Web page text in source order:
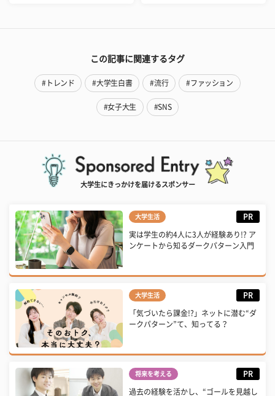
この記事に関連するタグ
#トレンド #大学生白書 #流行 #ファッション
#女子大生 #SNS
大学生にきっかけを届けるスポンサー
大学生活 PR
実は学生の約4人に3人が経験あり!? ア
ンケートから知るダークパターン入門
大学生活 PR
「気づいたら課金!?」ネットに潜む“ダ
ークパターン”て、知ってる？
将来を考える PR
過去の経験を活かし、“ゴールを見越し